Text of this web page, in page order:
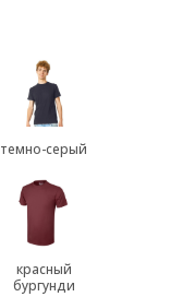
темно-серый
красный
бургунди